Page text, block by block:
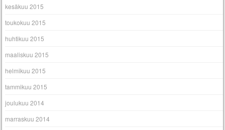
kesäkuu 2015
toukokuu 2015
huhtikuu 2015
maaliskuu 2015
helmikuu 2015
tammikuu 2015
joulukuu 2014
marraskuu 2014